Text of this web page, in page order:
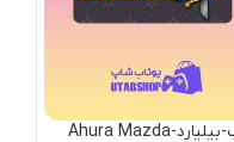
چوب-بیلیارد-Ahura Mazda